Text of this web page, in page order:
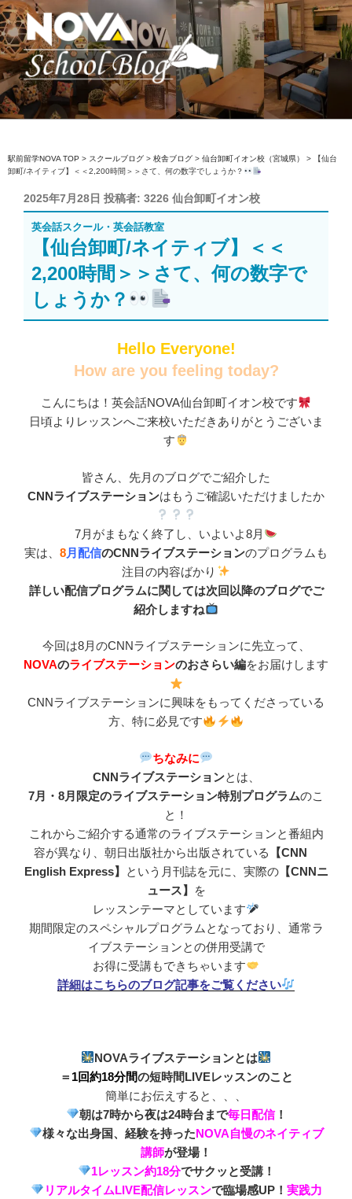
コ
ン
テ
ン
ツ
へ
ス
ッ
プ
駅前留学NOVA【公式】スクールブロ
英会話スクール・英会話教室
駅前留学NOVA TOP > スクールブログ > 校舎ブログ > 仙台卸町イオン校（宮城県） >
【仙台
卸町/ネイティブ】＜＜2,200時間＞＞さて、何の数字でしょうか？
投
稿
日:
2025年7月28日 投稿者: 3226 仙台卸町イオン校
英会話スクール・英会話教室
【仙台卸町/ネイティブ】＜＜
2,200時間＞＞さて、何の数字で
しょうか？
Hello Everyone!
How are you feeling today?
こんにちは！英会話NOVA仙台卸町イオン校です
日頃よりレッスンへご来校いただきありがとうございま
す
皆さん、先月のブログでご紹介した
CNNライブステーションはもうご確認いただけましたか
7月がまもなく終了し、いよいよ8月
実は、 8月配信のCNNライブステーションのプログラムも
注目の内容ばかり
詳しい配信プログラムに関しては次回以降のブログでご
紹介しますね
今回は8月のCNNライブステーションに先立って、
NOVAのライブステーションのおさらい編をお届けします
CNNライブステーションに興味をもってくださっている
方、特に必見です
ちなみに
CNNライブステーションとは、
7月・8月限定のライブステーション特別プログラムのこ
と！
これからご紹介する通常のライブステーションと番組内
容が異なり、朝日出版社から出版されている 【CNN
English Express】
という月刊誌を元に、実際の【CNNニ
ュース】
を
レッスンテーマとしています
期間限定のスペシャルプログラムとなっており、通常ラ
イブステーションとの併用受講で
お得に受講もできちゃいます
詳細はこちらのブログ記事をご覧ください
NOVAライブステーションとは
＝ 1回約18分間の短時間LIVEレッスンのこと
簡単にお伝えすると、、、
朝は7時から夜は24時台まで毎日配信！
様々な出身国、経験を持ったNOVA自慢のネイティブ
講師が登場！
1レッスン約18分でサクッと受講！
リアルタイムLIVE配信レッスンで臨場感UP！ 実践力